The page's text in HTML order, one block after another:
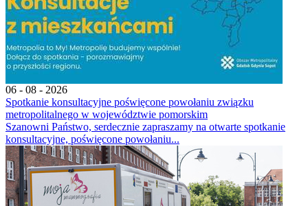
06 - 08 - 2026
Spotkanie konsultacyjne poświęcone powołaniu związku
metropolitalnego w województwie pomorskim
Szanowni Państwo, serdecznie zapraszamy na otwarte spotkanie
konsultacyjne, poświęcone powołaniu...